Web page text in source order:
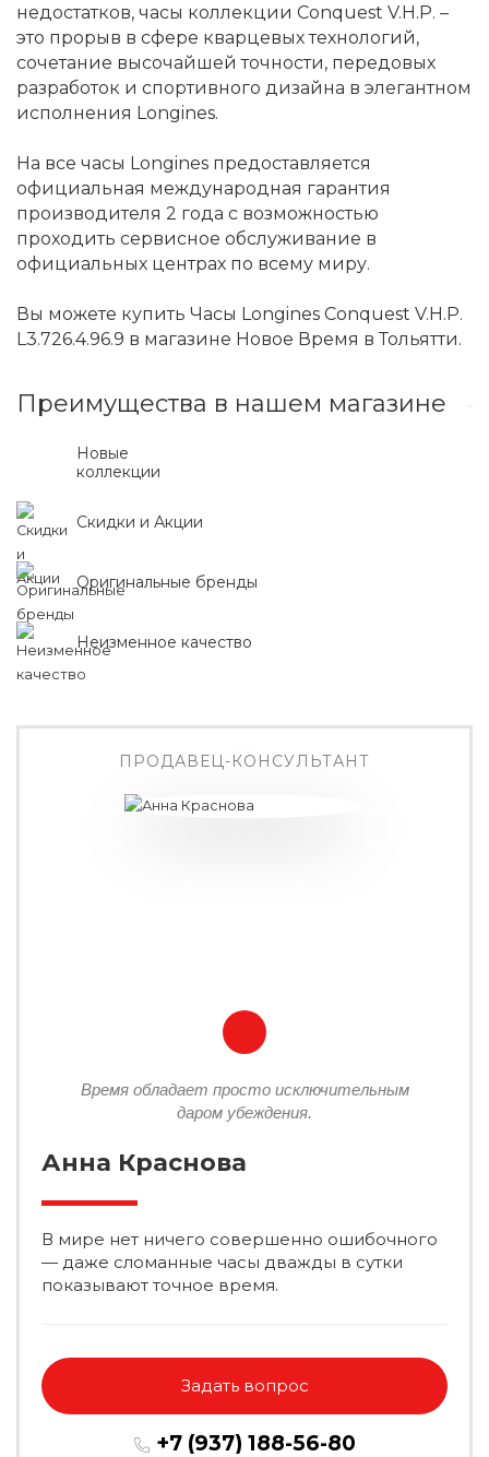
недостатков, часы коллекции Conquest V.H.P. –
это прорыв в сфере кварцевых технологий,
сочетание высочайшей точности, передовых
разработок и спортивного дизайна в элегантном
исполнения Longines.
На все часы Longines предоставляется
официальная международная гарантия
производителя 2 года с возможностью
проходить сервисное обслуживание в
официальных центрах по всему миру.
Вы можете купить Часы Longines Conquest V.H.P.
L3.726.4.96.9 в магазине Новое Время в Тольятти.
Преимущества в нашем магазине
Новые
коллекции
Скидки и Акции
Оригинальные бренды
Неизменное качество
ПРОДАВЕЦ-КОНСУЛЬТАНТ
Время обладает просто исключительным
даром убеждения.
Анна Краснова
В мире нет ничего совершенно ошибочного
— даже сломанные часы дважды в сутки
показывают точное время.
Задать вопрос
+7 (937) 188-56-80